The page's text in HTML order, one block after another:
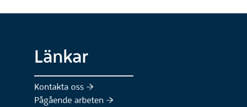
Länkar
Kontakta oss :höger:
Pågående arbeten :höger: